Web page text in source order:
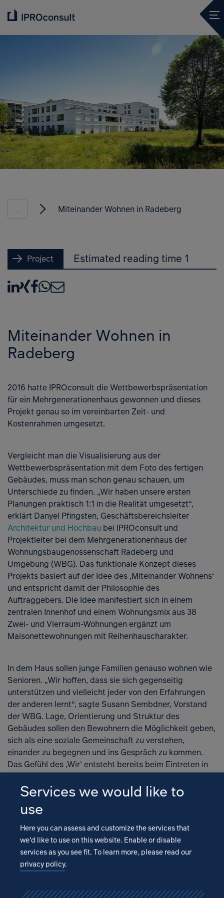
Submit
Submit
... Miteinander Wohnen in Radeberg
Project Estimated reading time 1
LinkedIn
XING
Facebook
WhatsApp
E-Mail
Miteinander Wohnen in
Radeberg
2016 hatte IPROconsult die Wettbewerbspräsentation
für ein Mehrgenerationenhaus gewonnen und dieses
Projekt genau so im vereinbarten Zeit- und
Kostenrahmen umgesetzt.
Vergleicht man die Visualisierung aus der
Wettbewerbspräsentation mit dem Foto des fertigen
Gebäudes, muss man schon genau schauen, um
Unterschiede zu finden. „Wir haben unsere ersten
Planungen praktisch 1:1 in die Realität umgesetzt“,
erklärt Danyel Pfingsten, Geschäftsbereichsleiter
Architektur und Hochbau bei IPROconsult und
Projektleiter bei dem Mehrgenerationenhaus der
Wohnungsbaugenossenschaft Radeberg und
Umgebung (WBG). Das funktionale Konzept dieses
Projekts basiert auf der Idee des ‚Miteinander Wohnens‘
und entspricht damit der Philosophie des
Auftraggebers. Die Idee manifestiert sich in einem
zentralen Innenhof und einem Wohnungsmix aus 38
Zwei- und Vierraum-Wohnungen ergänzt um
Maisonettewohnungen mit Reihenhauscharakter.
In dem Haus sollen junge Familien genauso wohnen wie
Senioren. „Wir hoffen, dass sie sich gegenseitig
unterstützen und vielleicht jeder von den Erfahrungen
der anderen lernt“, sagte Susann Sembdner, Vorstand
der WBG. Lage, Orientierung und Struktur des
Gebäudes sollen den Bewohnern die Möglichkeit geben,
sich als eine soziale Gemeinschaft zu verstehen,
einander zu begegnen und ins Gespräch zu kommen.
Das Gefühl des ‚Wir‘ entsteht bereits beim Eintreten in
den zentralen Innenhof: Von hier aus erreichen die
Bewohner wettergeschützt die Aufgänge, Fahrrad- und
Kinderwagenstellplätze. Einige Familien können ihre
Wohnung direkt vom Hof aus betreten. Hier wird
außerdem gespielt, geredet und gefeiert – es darf
Gemeinschaft erlebt werden; nicht zuletzt im großen
Gemeinschaftsraum mit Küche und WC.
weitestgehend nach der MethodeBIM. „Wir hatten
Services we would like to
use
Here you can assess and customize the services that
we'd like to use on this website. Enable or disable
services as you see fit. To learn more, please read our
privacy policy.